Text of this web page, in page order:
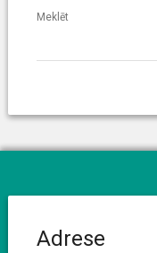
Meklēt
Adrese